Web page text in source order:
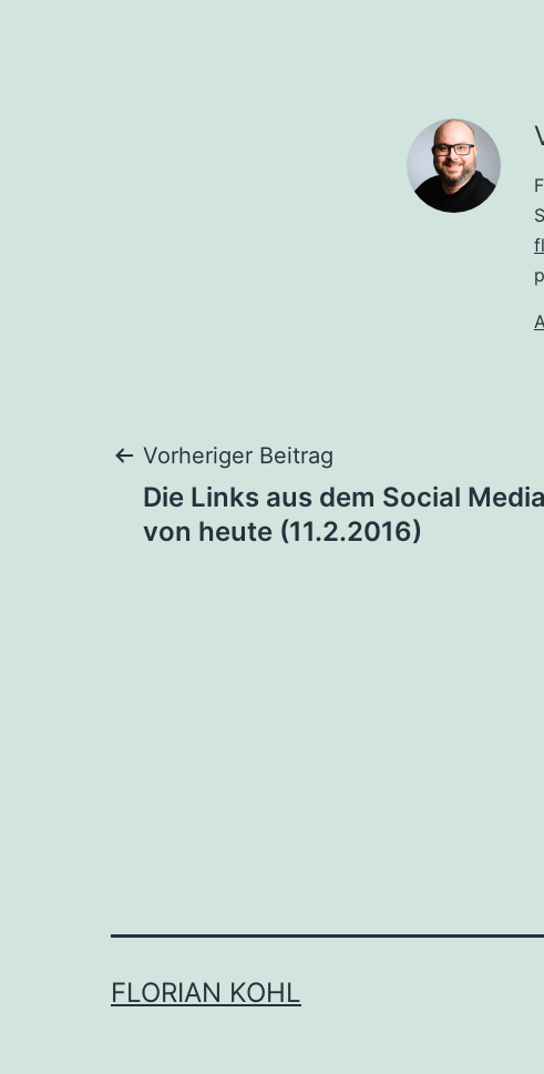
Vorheriger Beitrag
Die Links aus dem Social
von heute (11.2.2016)
FLORIAN KOHL